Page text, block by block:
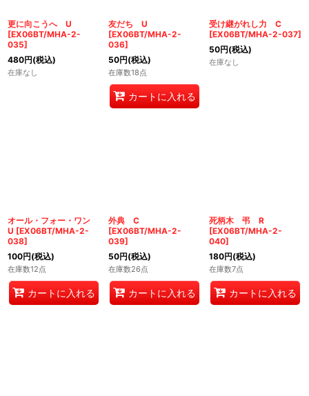
更に向こうへ U
[EX06BT/MHA-2-
035]
480円(税込)
在庫なし
友だち U
[EX06BT/MHA-2-
036]
50円(税込)
在庫数18点
カートに入れる
受け継がれし力 C
[EX06BT/MHA-2-037]
50円(税込)
在庫なし
オール・フォー・ワン
U [EX06BT/MHA-2-
038]
100円(税込)
在庫数12点
カートに入れる
外典 C
[EX06BT/MHA-2-
039]
50円(税込)
在庫数26点
カートに入れる
死柄木 弔 R
[EX06BT/MHA-2-
040]
180円(税込)
在庫数7点
カートに入れる